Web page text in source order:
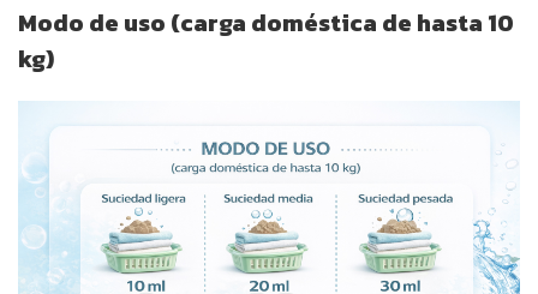
Modo de uso (carga doméstica de hasta 10
kg)